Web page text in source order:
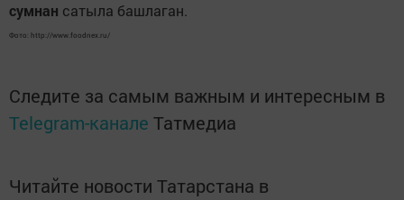
сумнан сатыла башлаган.
Фото: http://www.foodnex.ru/
Следите за самым важным и интересным в
Telegram-канале Татмедиа
Читайте новости Татарстана в